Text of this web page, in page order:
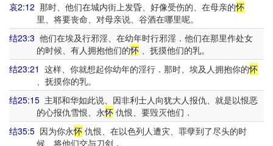
哀2:12 那时、他们在城内街上发昏、好像受伤的、在母亲的怀
里、将要丧命、对母亲说、谷酒在哪里呢。
结23:3 他们在埃及行邪淫、在幼年时行邪淫．他们在那里作处女
的时候、有人拥抱他们的怀、抚摸他们的乳。
结23:21 这样、你就想起你幼年的淫行．那时、埃及人拥抱你的怀
、抚摸你的乳。
结25:15 主耶和华如此说、因非利士人向犹大人报仇、就是以恨恶
的心报仇雪恨、永怀仇恨、要毁灭他们．
结35:5 因为你永怀 仇恨、在以色列人遭灾、罪孽到了尽头的时
候、将他们交与刀剑．